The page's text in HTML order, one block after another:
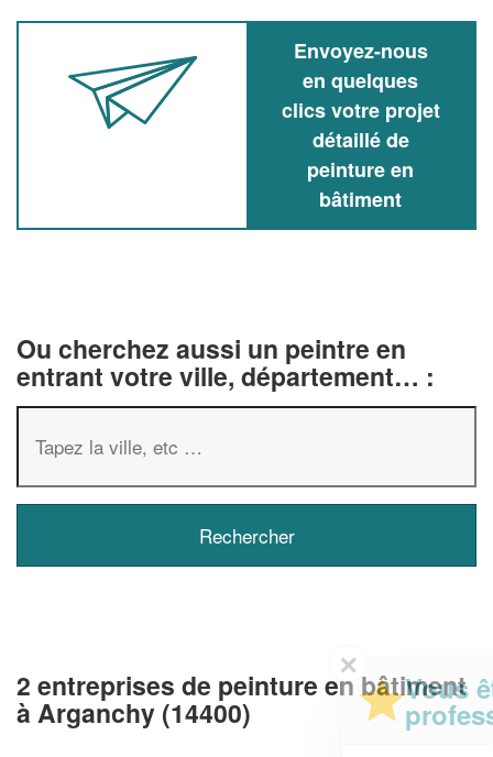
Envoyez-nous
en quelques
clics votre projet
détaillé de
peinture en
bâtiment
Ou cherchez aussi un peintre en
entrant votre ville, département… :
2 entreprises de peinture en bâtiment
à Arganchy (14400)
Vous êtes un
professionnel ?